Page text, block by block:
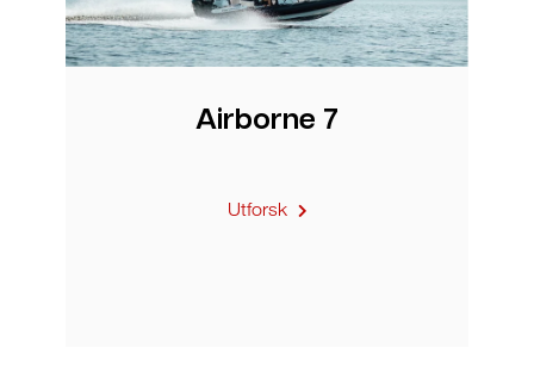
Airborne 7
Utforsk